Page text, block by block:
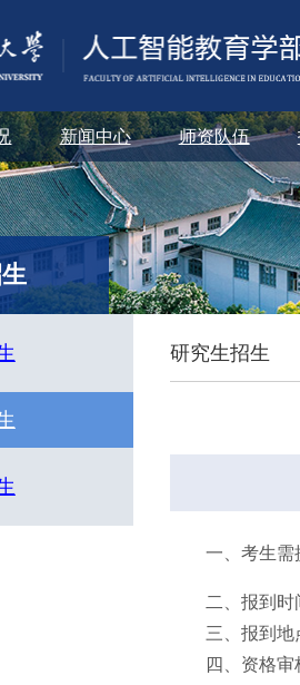
新闻中心 师资队伍
研究生招生
一、考生需
二、报到时
三、报到地
四、 资格审